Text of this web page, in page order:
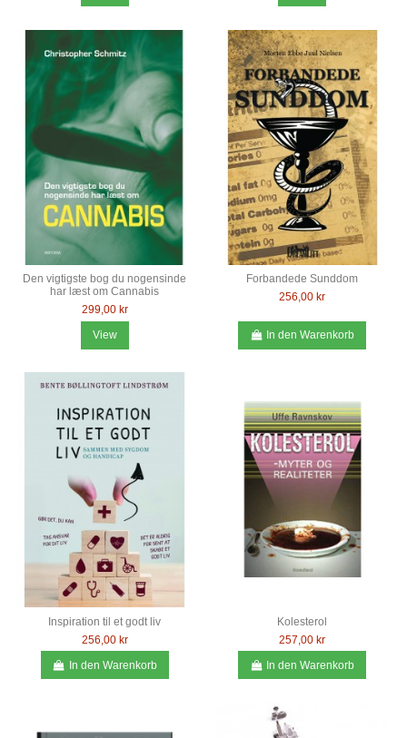
Den vigtigste bog du nogensinde
har læst om Cannabis
299,00 kr
View
Forbandede Sunddom
256,00 kr
In den Warenkorb
Inspiration til et godt liv
256,00 kr
In den Warenkorb
Kolesterol
257,00 kr
In den Warenkorb